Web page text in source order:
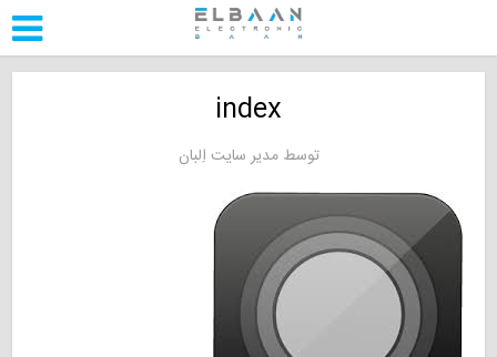
index
توسطمدیر سایت اِلبان